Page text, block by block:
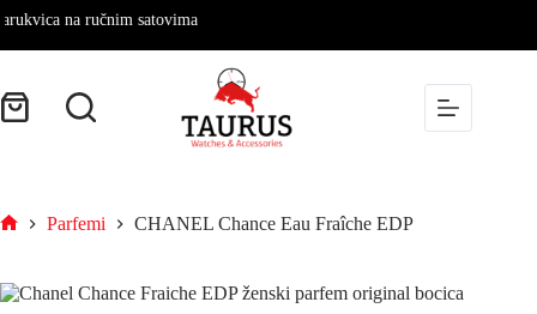
na ručnim satovima
Parfemi CHANEL Chance Eau Fraîche EDP